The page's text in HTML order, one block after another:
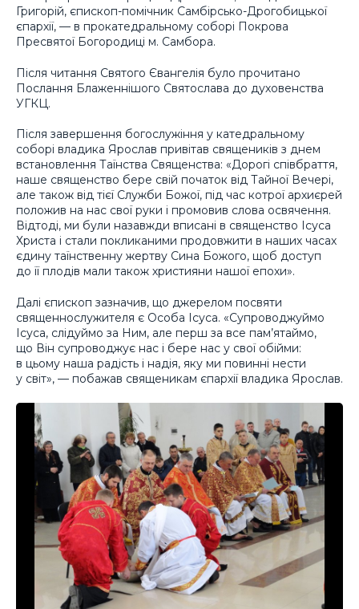
Григорій, єпископ-помічник Самбірсько-Дрогобицької
єпархії, — в прокатедральному соборі Покрова
Пресвятої Богородиці м. Самбора.
Після читання Святого Євангелія було прочитано
Послання Блаженнішого Святослава до духовенства
УГКЦ.
Після завершення богослужіння у катедральному
соборі владика Ярослав привітав священиків з днем
встановлення Таїнства Священства: «Дорогі співбраття,
наше священство бере свій початок від Тайної Вечері,
але також від тієї Служби Божої, під час котрої архиєрей
положив на нас свої руки і промовив слова освячення.
Відтоді, ми були назавжди вписані в священство Ісуса
Христа і стали покликаними продовжити в наших часах
єдину таїнственну жертву Сина Божого, щоб доступ
до її плодів мали також християни нашої епохи».
Далі єпископ зазначив, що джерелом посвяти
священнослужителя є Особа Ісуса. «Супроводжуймо
Ісуса, слідуймо за Ним, але перш за все пам’ятаймо,
що Він супроводжує нас і бере нас у свої обійми:
в цьому наша радість і надія, яку ми повинні нести
у світ», — побажав священикам єпархії владика Ярослав.